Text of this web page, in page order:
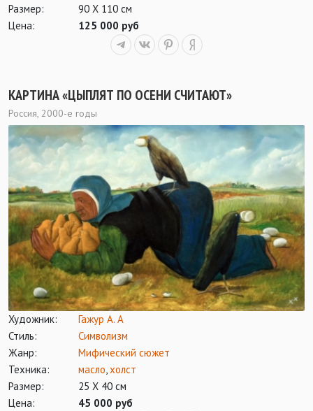
Размер:
90 Х 110 см
Цена:
125 000 руб
КАРТИНА «ЦЫПЛЯТ ПО ОСЕНИ СЧИТАЮТ»
Россия, 2000-е годы
Художник:
Гажур А. А
Стиль:
Символизм
Жанр:
Мифический сюжет
Техника:
масло,холст
Размер:
25 Х 40 см
Цена:
45 000 руб